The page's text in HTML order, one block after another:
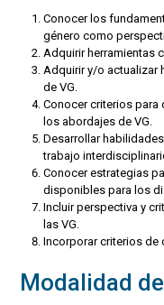
Conocer los
género como
Adquirir herramientas
Adquirir y/o actualizar
de VG.
Conocer criterios para
los abordajes de VG.
Desarrollar
trabajo
Conocer estrategias
disponibles para los
Incluir perspectiva y
las VG.
Incorporar criterios de
Modalidad